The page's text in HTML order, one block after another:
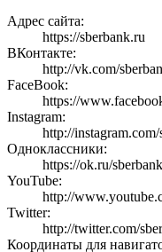
Адрес сайта:
https://sberbank.ru
ВКонтакте:
http://vk.com/
FaceBook:
https://
Instagram:
http://
Одноклассники:
https://ok.ru/sberbank
YouTube:
http://
Twitter:
http://twitter.com/
Координаты для